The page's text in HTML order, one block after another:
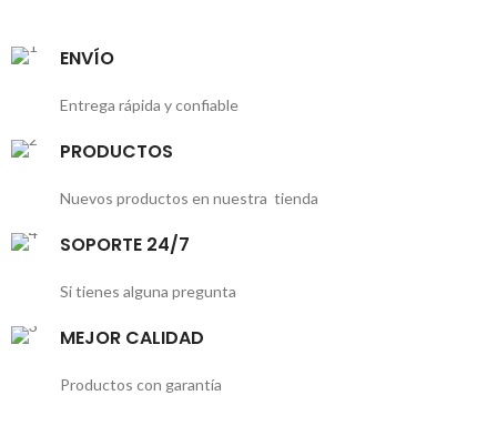
ENVÍO
Entrega rápida y confiable
PRODUCTOS
Nuevos productos en nuestra tienda
SOPORTE 24/7
Si tienes alguna pregunta
MEJOR CALIDAD
Productos con garantía